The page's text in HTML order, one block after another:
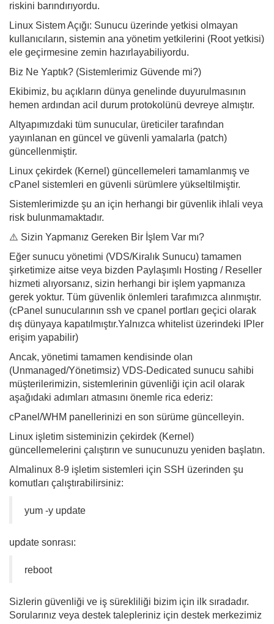
riskini barındırıyordu.
Linux Sistem Açığı: Sunucu üzerinde yetkisi olmayan
kullanıcıların, sistemin ana yönetim yetkilerini (Root yetkisi)
ele geçirmesine zemin hazırlayabiliyordu.
Biz Ne Yaptık? (Sistemlerimiz Güvende mi?)
Ekibimiz, bu açıkların dünya genelinde duyurulmasının
hemen ardından acil durum protokolünü devreye almıştır.
Altyapımızdaki tüm sunucular, üreticiler tarafından
yayınlanan en güncel ve güvenli yamalarla (patch)
güncellenmiştir.
Linux çekirdek (Kernel) güncellemeleri tamamlanmış ve
cPanel sistemleri en güvenli sürümlere yükseltilmiştir.
Sistemlerimizde şu an için herhangi bir güvenlik ihlali veya
risk bulunmamaktadır.
⚠️ Sizin Yapmanız Gereken Bir İşlem Var mı?
Eğer sunucu yönetimi (VDS/Kiralık Sunucu) tamamen
şirketimize aitse veya bizden Paylaşımlı Hosting / Reseller
hizmeti alıyorsanız, sizin herhangi bir işlem yapmanıza
gerek yoktur. Tüm güvenlik önlemleri tarafımızca alınmıştır.
(cPanel sunucularının ssh ve cpanel portları geçici olarak
dış dünyaya kapatılmıştır.Yalnızca whitelist üzerindeki IPler
erişim yapabilir)
Ancak, yönetimi tamamen kendisinde olan
(Unmanaged/Yönetimsiz) VDS-Dedicated sunucu sahibi
müşterilerimizin, sistemlerinin güvenliği için acil olarak
aşağıdaki adımları atmasını önemle rica ederiz:
cPanel/WHM panellerinizi en son sürüme güncelleyin.
Linux işletim sisteminizin çekirdek (Kernel)
güncellemelerini çalıştırın ve sunucunuzu yeniden başlatın.
Almalinux 8-9 işletim sistemleri için SSH üzerinden şu
komutları çalıştırabilirsiniz:
yum -y update
update sonrası:
reboot
Sizlerin güvenliği ve iş sürekliliği bizim için ilk sıradadır.
Sorularınız veya destek talepleriniz için destek merkezimiz